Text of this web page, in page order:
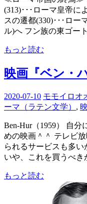
(313)･･･ローマ皇帝に
スの遷都(330)･･･ロー
ル)へ フン族の東ゴー
もっと読む
映画『ベン・
2020-07-10 モモイロオ
ーマ（ラテン文学） ,
Ben-Hur（1959） 自
めの映画＾＾ テレビ
られるサービスも多い
いや、これを買うべ
もっと読む